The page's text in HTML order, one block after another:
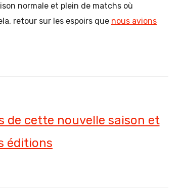
normale et plein de matchs où
retour sur les espoirs que nous avions
de cette nouvelle saison et
éditions